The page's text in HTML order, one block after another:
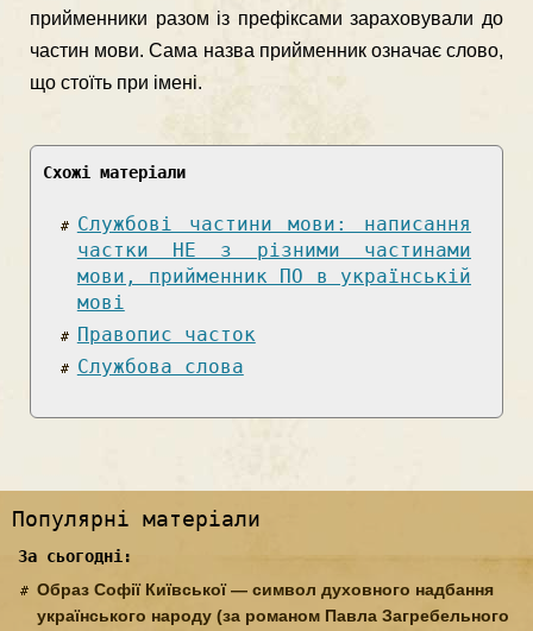
прийменники разом із префіксами зараховували до
частин мови. Сама назва прийменник означає слово,
що стоїть при імені.
Схожі матеріали
Службові частини мови: написання
частки НЕ з різними частинами
мови, прийменник ПО в українській
мові
Правопис часток
Службова слова
Популярні матеріали
За сьогодні:
Образ Софії Київської — символ духовного надбання
українського народу (за романом Павла Загребельного